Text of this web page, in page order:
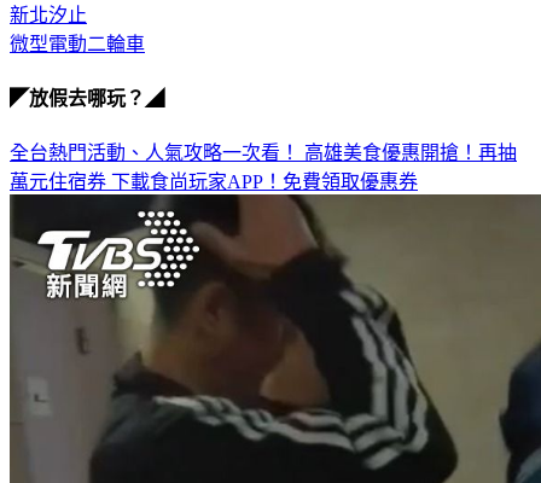
新北汐止
微型電動二輪車
◤放假去哪玩？◢
全台熱門活動、人氣攻略一次看！ 高雄美食優惠開搶！再抽
萬元住宿券 下載食尚玩家APP！免費領取優惠券